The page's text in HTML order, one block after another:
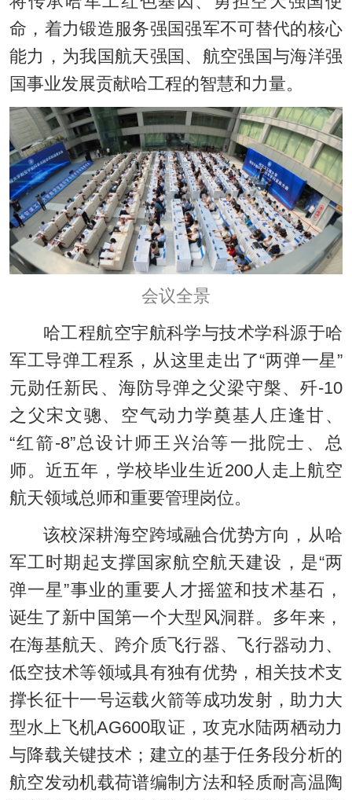
命，着力锻造服务强国强军不可替代的核心
能力，为我国航天强国、航空强国与海洋强
国事业发展贡献哈工程的智慧和力量。
会议全景
哈工程航空宇航科学与技术学科源于哈
军工导弹工程系，从这里走出了“两弹一星”
元勋任新民、海防导弹之父梁守槃、歼-10
之父宋文骢、空气动力学奠基人庄逢甘、
“红箭-8”总设计师王兴治等一批院士、总
师。近五年，学校毕业生近200人走上航空
航天领域总师和重要管理岗位。
该校深耕海空跨域融合优势方向，从哈
军工时期起支撑国家航空航天建设，是“两
弹一星”事业的重要人才摇篮和技术基石，
诞生了新中国第一个大型风洞群。多年来，
在海基航天、跨介质飞行器、飞行器动力、
低空技术等领域具有独有优势，相关技术支
撑长征十一号运载火箭等成功发射，助力大
型水上飞机AG600取证，攻克水陆两栖动力
与降载关键技术；建立的基于任务段分析的
航空发动机载荷谱编制方法和轻质耐高温陶